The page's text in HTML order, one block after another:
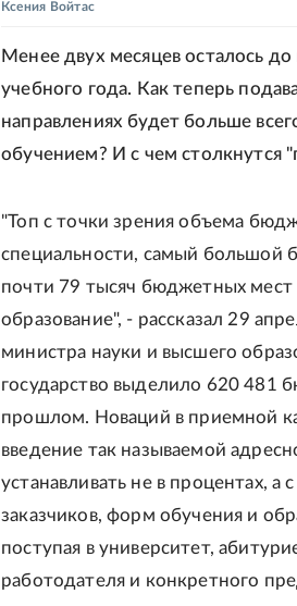
Ксения Войтас
Менее двух месяцев осталось
учебного года. Как теперь
направлениях будет больше
обучением? И с чем столкнутся
"Топ с точки зрения объема
специальности, самый большой
почти 79 тысяч бюджетных мест
образование", - рассказал 29
министра науки и высшего
государство выделило 620 481
прошлом. Новаций в приемной
введение так называемой
устанавливать не в процентах, а
заказчиков, форм обучения и
поступая в университет,
работодателя и конкретного